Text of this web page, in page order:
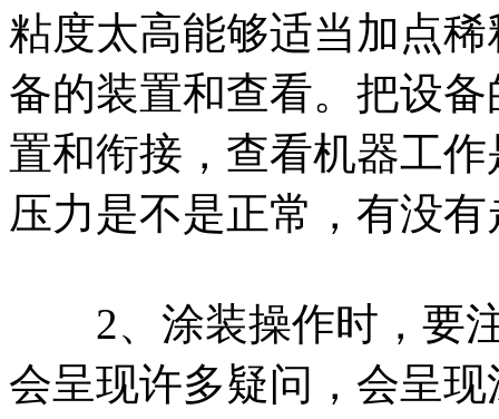
粘度太高能够适当加点
备的装置和查看。把设
置和衔接，查看机器工
压力是不是正常，有没
2、涂装操作时，要注
会呈现许多疑问，会呈